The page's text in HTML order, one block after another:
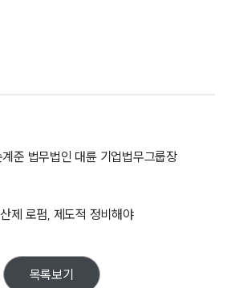
오시는 길
로벌 파트너 로펌
통합검색
AI대륜
준 법무법인 대륜 기업법무그룹장
제 로펌, 제도적 정비해야
목록보기